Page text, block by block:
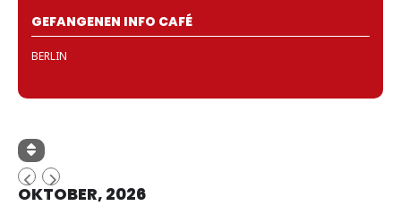
GEFANGENEN INFO CAFÉ
BERLIN
OKTOBER, 2026